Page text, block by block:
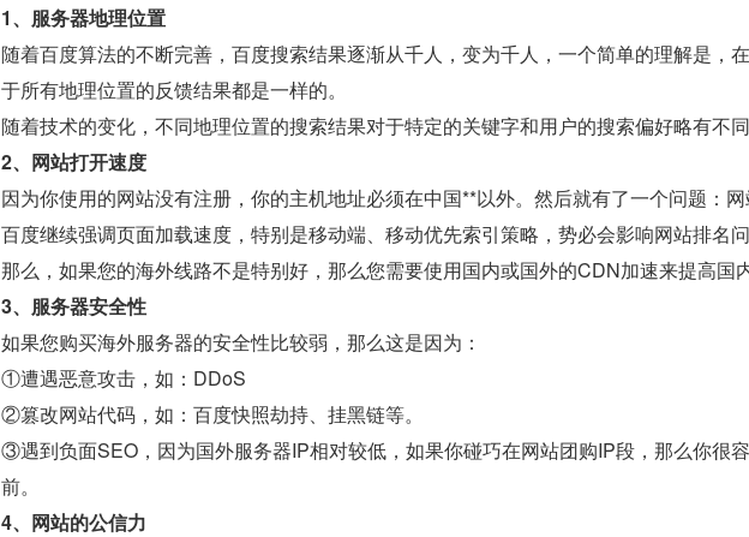
1、服务器地理位置
随着百度算法的不断完善，百度搜索结果逐渐从千人，变为千人，一个简单的理解是，
于所有地理位置的反馈结果都是一样的。
随着技术的变化，不同地理位置的搜索结果对于特定的关键字和用户的搜索偏好略有不同
2、网站打开速度
因为你使用的网站没有注册，你的主机地址必须在中国**以外。然后就有了一个问题：网
百度继续强调页面加载速度，特别是移动端、移动优先索引策略，势必会影响网站排名问
那么，如果您的海外线路不是特别好，那么您需要使用国内或国外的CDN加速来提高国
3、服务器安全性
如果您购买海外服务器的安全性比较弱，那么这是因为：
①遭遇恶意攻击，如：DDoS
②篡改网站代码，如：百度快照劫持、挂黑链等。
③遇到负面SEO，因为国外服务器IP相对较低，如果你碰巧在网站团购IP段，那么你很
前。
4、网站的公信力